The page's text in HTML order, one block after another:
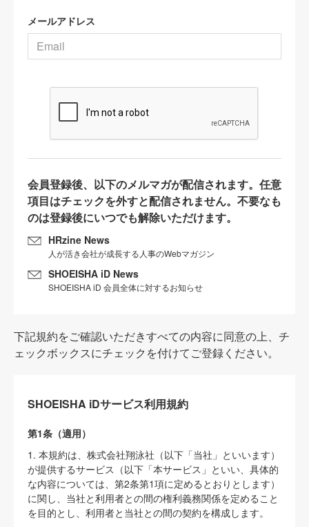
メールアドレス
会員登録後、以下のメルマガが配信されます。任意
項目はチェックを外すと配信されません。不要なも
のは登録後にいつでも解除いただけます。
HRzine News
人が活き会社が成長する人事のWebマガジン
SHOEISHA iD News
SHOEISHA iD 会員全体に対するお知らせ
下記規約をご確認いただきすべての内容に同意の上、チ
ェックボックスにチェックを付けてご登録ください。
SHOEISHA iDサービス利用規約
第1条（適用）
1. 本規約は、株式会社翔泳社（以下「当社」といいます）
が提供するサービス（以下「本サービス」といい、具体的
な内容については、第2条第1項に定めるとおりとします）
に関し、当社と利用者との間の権利義務関係を定めること
を目的とし、利用者と当社との間の契約を構成します。